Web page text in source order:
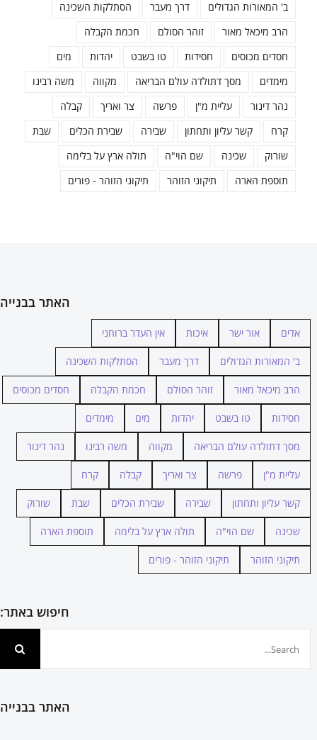
ב' המאורות הגדולים
דרך מעבר
הסתלקות השכינה
הרב מיכאל מאור
זוהר הסולם
חכמת הקבלה
חסדים מכוסים
חסידות טו בשבט יהדות
מים
מימדים
מסך דתולדה עולם הבריאה מקווה
משה רבינו
נהר דינור
עליית מ"ן פרשה צר ואריך
קבלה
קרח
קשר עליון ותחתון שבירה שבירת הכלים
שבת
שורוק
שכינה שם הוי"ה
תולה ארץ על בלימה
תוספת הארה
תיקוני הזוהר תיקוני הזוהר - פורים
האתר בבנייה
אדים אור ישר איכות אין העדר ברוחני
ב' המאורות הגדולים דרך מעבר הסתלקות השכינה
הרב מיכאל מאור זוהר הסולם חכמת הקבלה חסדים מכוסים
חסידות טו בשבט יהדות מים מימדים
מסך דתולדה עולם הבריאה מקווה משה רבינו נהר דינור
עליית מ"ן פרשה צר ואריך קבלה קרח
קשר עליון ותחתון שבירה שבירת הכלים שבת שורוק
שכינה שם הוי"ה תולה ארץ על בלימה תוספת הארה
תיקוני הזוהר תיקוני הזוהר - פורים
חיפוש באתר:
האתר בבנייה